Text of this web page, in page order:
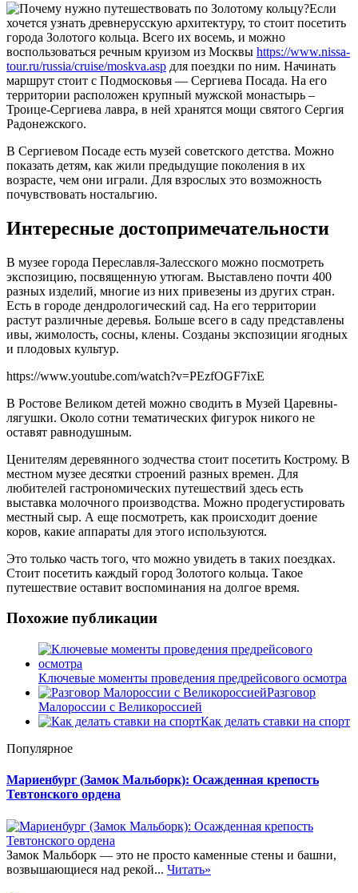
Если
хочется узнать древнерусскую архитектуру, то стоит посетить
города Золотого кольца. Всего их восемь, и можно
воспользоваться речным круизом из Москвы https://www.nissa-
tour.ru/russia/cruise/moskva.asp для поездки по ним. Начинать
маршрут стоит с Подмосковья — Сергиева Посада. На его
территории расположен крупный мужской монастырь –
Троице-Сергиева лавра, в ней хранятся мощи святого Сергия
Радонежского.
В Сергиевом Посаде есть музей советского детства. Можно
показать детям, как жили предыдущие поколения в их
возрасте, чем они играли. Для взрослых это возможность
почувствовать ностальгию.
Интересные достопримечательности
В музее города Переславля-Залесского можно посмотреть
экспозицию, посвященную утюгам. Выставлено почти 400
разных изделий, многие из них привезены из других стран.
Есть в городе дендрологический сад. На его территории
растут различные деревья. Больше всего в саду представлены
ивы, жимолость, сосны, клены. Созданы экспозиции ягодных
и плодовых культур.
https://www.youtube.com/watch?v=PEzfOGF7ixE
В Ростове Великом детей можно сводить в Музей Царевны-
лягушки. Около сотни тематических фигурок никого не
оставят равнодушным.
Ценителям деревянного зодчества стоит посетить Кострому. В
местном музее десятки строений разных времен. Для
любителей гастрономических путешествий здесь есть
выставка молочного производства. Можно продегустировать
местный сыр. А еще посмотреть, как происходит доение
коров, какие аппараты для этого используются.
Это только часть того, что можно увидеть в таких поездках.
Стоит посетить каждый город Золотого кольца. Такое
путешествие оставит воспоминания на долгое время.
Похожие публикации
Ключевые моменты проведения предрейсового осмотра
Разговор
Малороссии с Великороссией
Как делать ставки на спорт
Популярное
Мариенбург (Замок Мальборк): Осажденная крепость
Тевтонского ордена
Замок Мальборк — это не просто каменные стены и башни,
возвышающиеся над рекой... Читать»